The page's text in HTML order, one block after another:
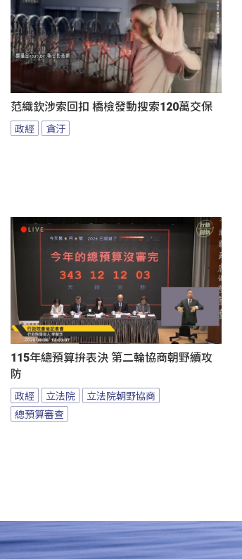
范織欽涉索回扣 橋檢發動搜索120萬交保
政經 貪汙
115年總預算拚表決 第二輪協商朝野續攻
防
政經 立法院
立法院朝野協商
總預算審查